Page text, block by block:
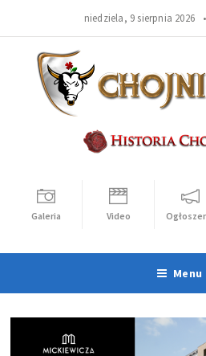
niedziela, 9 sierpnia 2026 •
Galeria Video
Menu